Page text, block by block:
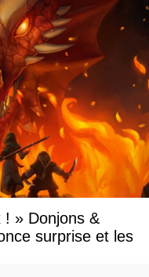
! » Donjons &
surprise et les